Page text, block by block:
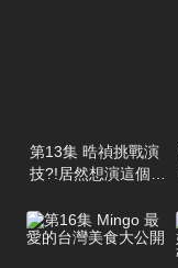
第13集 晧禎挑戰演
技?!居然想演這個角